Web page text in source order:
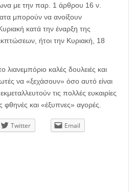
με την παρ. 1 άρθρου 16 ν.
μπορούν να ανοίξουν
κατά την έναρξη της
ήτοι την Κυριακή, 18
λιανεμπόριο καλές δουλειές και
να «ξεχάσουν» όσο αυτό είναι
τις πολλές ευκαιρίες
και «έξυπνες» αγορές.
Twitter Email